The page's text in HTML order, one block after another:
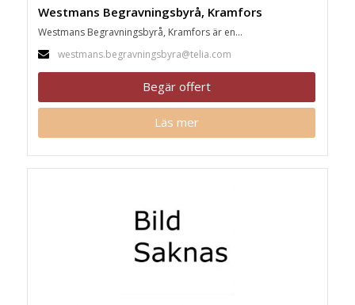
Westmans Begravningsbyrå, Kramfors
Westmans Begravningsbyrå, Kramfors är en...
westmans.begravningsbyra@telia.com
Begär offert
Läs mer